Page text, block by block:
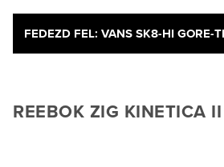
FEDEZD FEL: VANS SK8-HI GORE-
REEBOK ZIG KINETICA